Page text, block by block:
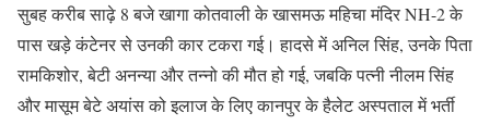
सुबह करीब साढ़े 8 बजे खागा कोतवाली के खासमऊ महिचा मंदिर NH-2 के
पास खड़े कंटेनर से उनकी कार टकरा गई। हादसे में अनिल सिंह, उनके पिता
रामकिशोर, बेटी अनन्या और तन्नो की मौत हो गई, जबकि पत्नी नीलम सिंह
और मासूम बेटे अयांस को इलाज के लिए कानपुर के हैलेट अस्पताल में भर्ती